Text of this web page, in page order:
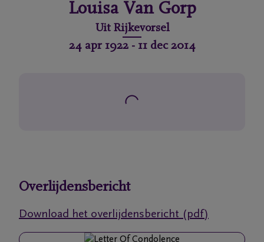
Louisa Van Gorp
Uit Rijkevorsel
24 apr 1922- 11 dec 2014
Overlijdensbericht
Download het overlijdensbericht (pdf)